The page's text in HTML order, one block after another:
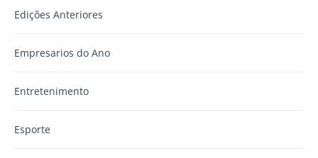
Edições Anteriores
Empresarios do Ano
Entretenimento
Esporte